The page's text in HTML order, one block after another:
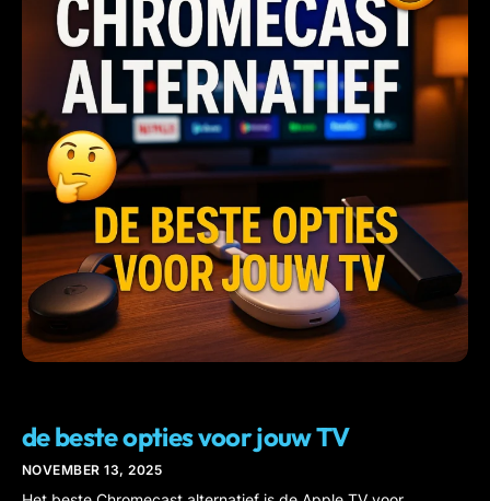
de beste opties voor jouw TV
NOVEMBER 13, 2025